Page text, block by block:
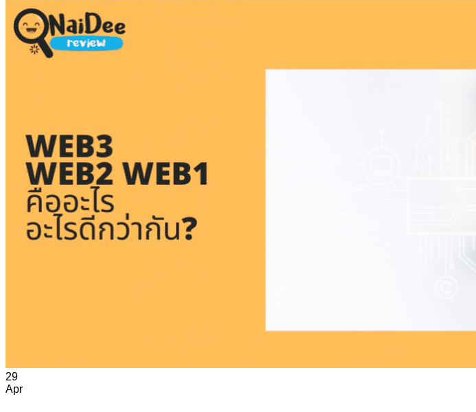
แนะนำธุรกิจ
บ้าน
ยานยนต์
สุขภาพและความงาม
การแพทย์
แม่และเด็ก
สัตว์เลี้ยง
สื่อบันเทิง
เกม
ความรู้ทั่วไป
29
Apr